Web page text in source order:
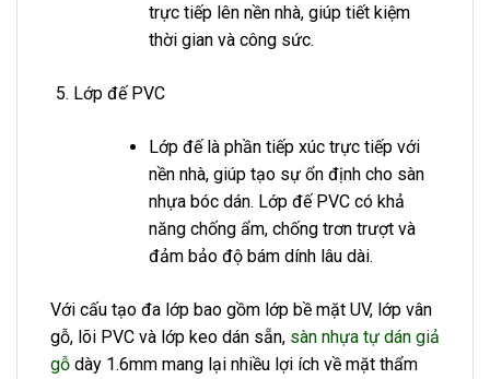
trực tiếp lên nền nhà, giúp tiết kiệm
thời gian và công sức.
Lớp đế PVC
Lớp đế là phần tiếp xúc trực tiếp với
nền nhà, giúp tạo sự ổn định cho sàn
nhựa bóc dán. Lớp đế PVC có khả
năng chống ẩm, chống trơn trượt và
đảm bảo độ bám dính lâu dài.
Với cấu tạo đa lớp bao gồm lớp bề mặt UV, lớp vân
gỗ, lõi PVC và lớp keo dán sẵn, sàn nhựa tự dán giả
gỗ dày 1.6mm mang lại nhiều lợi ích về mặt thẩm